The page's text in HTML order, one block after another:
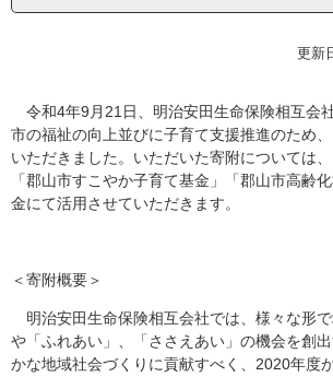
更新
令和4年9月21日、明治安田生命保険相互会
市の福祉の向上並びに子育て支援推進のため
いただきました。いただいた寄附については、
「郡山市すこやか子育て基金」「郡山市高齢
金にて活用させていただきます。
＜寄附概要＞
明治安田生命保険相互会社では、様々な形で
や「ふれあい」、「ささえあい」の機会を創
かな地域社会づくりに貢献すべく、2020年度